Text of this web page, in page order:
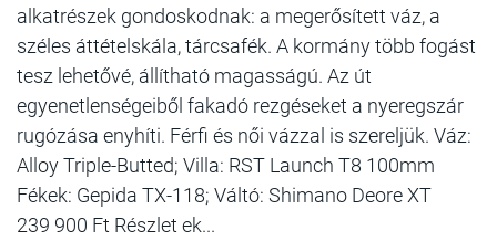
alkatrészek gondoskodnak: a megerősített váz, a
széles áttételskála, tárcsafék. A kormány több fogást
tesz lehetővé, állítható magasságú. Az út
egyenetlenségeiből fakadó rezgéseket a nyeregszár
rugózása enyhíti. Férfi és női vázzal is szereljük. Váz:
Alloy Triple-Butted; Villa: RST Launch T8 100mm
Fékek: Gepida TX-118; Váltó: Shimano Deore XT
239 900 Ft Részlet ek...